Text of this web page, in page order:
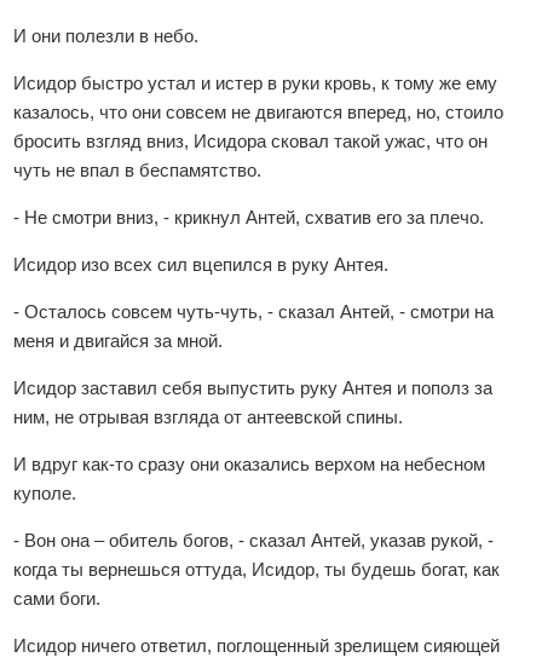
И они полезли в небо.
Исидор быстро устал и истер в руки кровь, к тому же ему
казалось, что они совсем не двигаются вперед, но, стоило
бросить взгляд вниз, Исидора сковал такой ужас, что он
чуть не впал в беспамятство.
- Не смотри вниз, - крикнул Антей, схватив его за плечо.
Исидор изо всех сил вцепился в руку Антея.
- Осталось совсем чуть-чуть, - сказал Антей, - смотри на
меня и двигайся за мной.
Исидор заставил себя выпустить руку Антея и пополз за
ним, не отрывая взгляда от антеевской спины.
И вдруг как-то сразу они оказались верхом на небесном
куполе.
- Вон она – обитель богов, - сказал Антей, указав рукой, -
когда ты вернешься оттуда, Исидор, ты будешь богат, как
сами боги.
Исидор ничего ответил, поглощенный зрелищем сияющей